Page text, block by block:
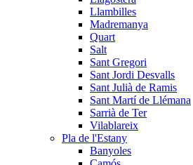
Llambilles
Madremanya
Quart
Salt
Sant Gregori
Sant Jordi Desvalls
Sant Julià de Ramis
Sant Martí de Llémana
Sarrià de Ter
Vilablareix
Pla de l'Estany
Banyoles